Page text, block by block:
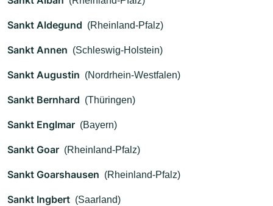
Sankt Aldegund (Rheinland-Pfalz)
Sankt Annen (Schleswig-Holstein)
Sankt Augustin (Nordrhein-Westfalen)
Sankt Bernhard (Thüringen)
Sankt Englmar (Bayern)
Sankt Goar (Rheinland-Pfalz)
Sankt Goarshausen (Rheinland-Pfalz)
Sankt Ingbert (Saarland)